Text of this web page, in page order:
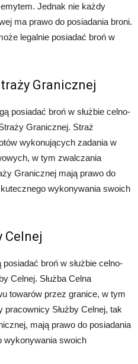
Jednak nie każdy
ma prawo do posiadania broni.
legalnie posiadać broń w
Granicznej
posiadać broń w służbie celno-
Granicznej. Straż
wykonujących zadania w
w tym zwalczania
Granicznej mają prawo do
wykonywania swoich
Celnej
broń w służbie celno-
Celnej. Służba Celna
towarów przez granice, w tym
Służby Celnej, tak
mają prawo do posiadania
wykonywania swoich